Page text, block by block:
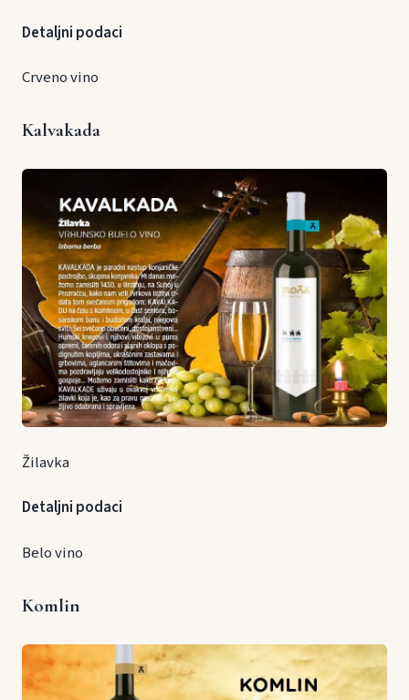
Detaljni podaci
Crveno vino
Kalvakada
Žilavka
Detaljni podaci
Belo vino
Komlin